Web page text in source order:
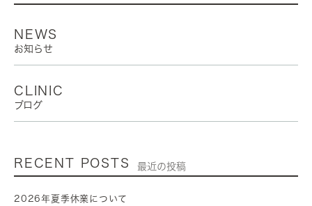
NEWS
お知らせ
CLINIC
ブログ
RECENT POSTS 最近の投稿
2026年夏季休業について